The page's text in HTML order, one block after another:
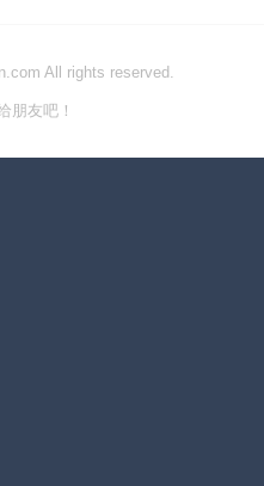
All rights reserved.
朋友吧！